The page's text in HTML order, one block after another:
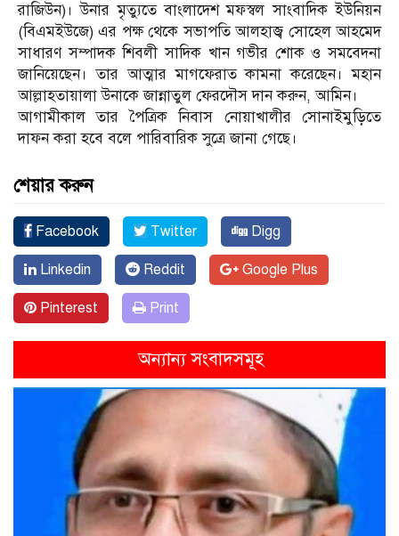
রাজিউন)। উনার মৃত্যুতে বাংলাদেশ মফস্বল সাংবাদিক ইউনিয়ন
(বিএমইউজে) এর পক্ষ থেকে সভাপতি আলহাজ্ব সোহেল আহমেদ
সাধারণ সম্পাদক শিবলী সাদিক খান গভীর শোক ও সমবেদনা
জানিয়েছেন। তার আত্মার মাগফেরাত কামনা করেছেন। মহান
আল্লাহতায়ালা উনাকে জান্নাতুল ফেরদৌস দান করুন, আমিন।
আগামীকাল তার পৈত্রিক নিবাস নোয়াখালীর সোনাইমুড়িতে
দাফন করা হবে বলে পারিবারিক সুত্রে জানা গেছে।
শেয়ার করুন
Facebook Twitter Digg
Linkedin Reddit Google Plus
Pinterest Print
অন্যান্য সংবাদসমূহ